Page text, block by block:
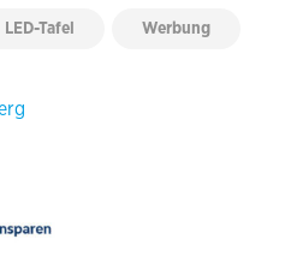
LED-Tafel Werbung